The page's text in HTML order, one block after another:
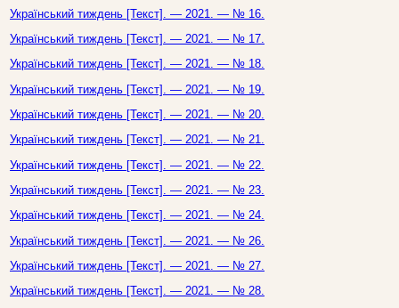
Український тиждень [Текст]. — 2021. — № 16.
Український тиждень [Текст]. — 2021. — № 17.
Український тиждень [Текст]. — 2021. — № 18.
Український тиждень [Текст]. — 2021. — № 19.
Український тиждень [Текст]. — 2021. — № 20.
Український тиждень [Текст]. — 2021. — № 21.
Український тиждень [Текст]. — 2021. — № 22.
Український тиждень [Текст]. — 2021. — № 23.
Український тиждень [Текст]. — 2021. — № 24.
Український тиждень [Текст]. — 2021. — № 26.
Український тиждень [Текст]. — 2021. — № 27.
Український тиждень [Текст]. — 2021. — № 28.